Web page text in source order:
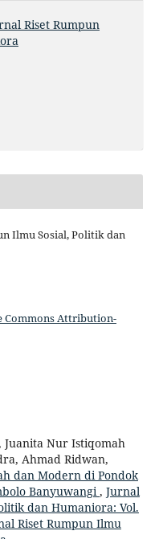
Riset Rumpun
Ilmu Sosial, Politik dan
Commons Attribution-
Nur Istiqomah
Ahmad Ridwan,
dan Modern di Pondok
Banyuwangi, Jurnal
dan Humaniora: Vol.
Riset Rumpun Ilmu